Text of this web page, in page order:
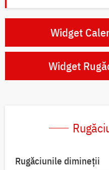
Widget
Widget
Rugăciunile dimineții